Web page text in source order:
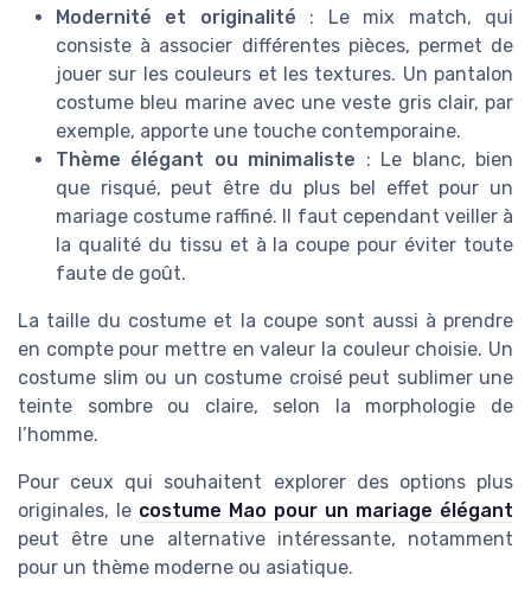
Modernité et originalité : Le mix match, qui
consiste à associer différentes pièces, permet de
jouer sur les couleurs et les textures. Un pantalon
costume bleu marine avec une veste gris clair, par
exemple, apporte une touche contemporaine.
Thème élégant ou minimaliste : Le blanc, bien
que risqué, peut être du plus bel effet pour un
mariage costume raffiné. Il faut cependant veiller à
la qualité du tissu et à la coupe pour éviter toute
faute de goût.
La taille du costume et la coupe sont aussi à prendre
en compte pour mettre en valeur la couleur choisie. Un
costume slim ou un costume croisé peut sublimer une
teinte sombre ou claire, selon la morphologie de
l’homme.
Pour ceux qui souhaitent explorer des options plus
originales, le costume Mao pour un mariage élégant
peut être une alternative intéressante, notamment
pour un thème moderne ou asiatique.